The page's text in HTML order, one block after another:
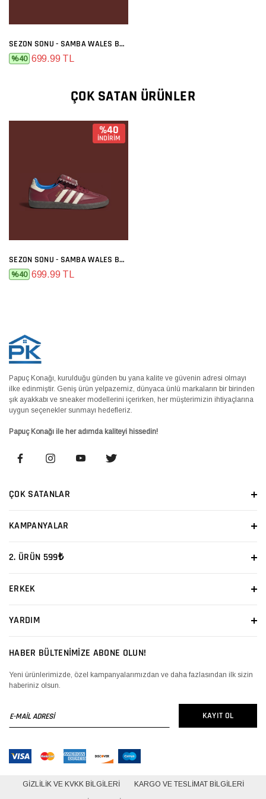
SEZON SONU - SAMBA WALES BONNER BORDO
%40 699.99 TL
ÇOK SATAN ÜRÜNLER
%40
İNDİRİM
SEZON SONU - SAMBA WALES BONNER BORDO
%40 699.99 TL
Papuç Konağı, kurulduğu günden bu yana kalite ve güvenin adresi olmayı
ilke edinmiştir. Geniş ürün yelpazemiz, dünyaca ünlü markaların bir birinden
şık ayakkabı ve sneaker modellerini içerirken, her müşterimizin ihtiyaçlarına
uygun seçenekler sunmayı hedefleriz.
Papuç Konağı ile her adımda kaliteyi hissedin!
ÇOK SATANLAR
KAMPANYALAR
2. ÜRÜN 599₺
ERKEK
YARDIM
HABER BÜLTENİMİZE ABONE OLUN!
Yeni ürünlerimizde, özel kampanyalarımızdan ve daha fazlasından ilk sizin
haberiniz olsun.
MAİL
KAYIT OL
GIZLILIK VE KVKK BILGILERI KARGO VE TESLIMAT BILGILERI